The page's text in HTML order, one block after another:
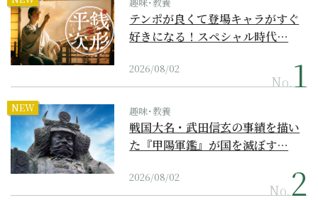
テンポが良くて登場キャラがすぐ
好きになる！スペシャル時代…
2026/08/02
No.
NEW 趣味･教養
戦国大名・武田信玄の事績を描い
た『甲陽軍鑑』が国を滅ぼす…
2026/08/02
No.